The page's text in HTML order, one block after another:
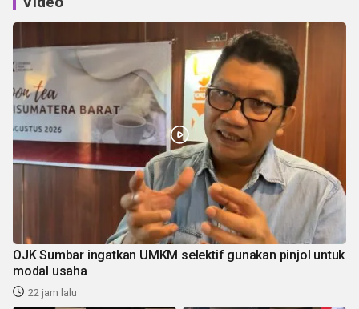
OJK Sumbar ingatkan UMKM selektif gunakan pinjol untuk
modal usaha
22 jam lalu